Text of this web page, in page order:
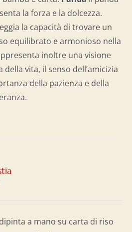
la forza e la dolcezza.
la capacità di trovare un
equilibrato e armonioso nella
inoltre una visione
della vita, il senso dell’amicizia
della pazienza e della
a mano su carta di riso